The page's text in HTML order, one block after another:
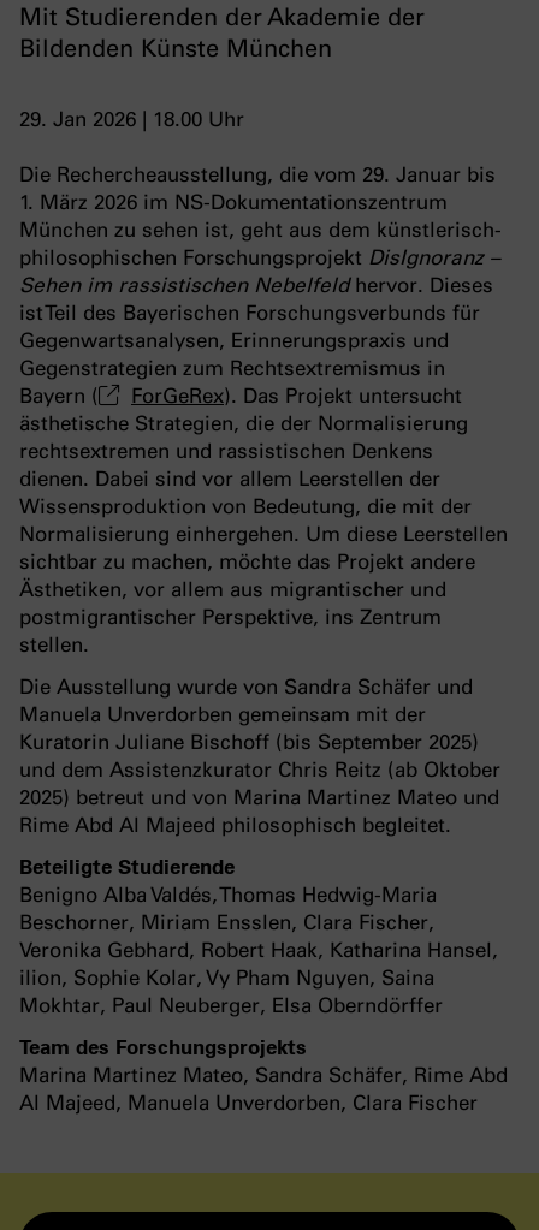
Mit Studierenden der Akademie der
Bildenden Künste München
29. Jan 2026 | 18.00 Uhr
Die Rechercheausstellung, die vom 29. Januar bis
1. März 2026 im NS-Dokumentationszentrum
München zu sehen ist, geht aus dem künstlerisch-
philosophischen Forschungsprojekt DisIgnoranz –
Sehen im rassistischen Nebelfeld hervor. Dieses
ist Teil des Bayerischen Forschungsverbunds für
Gegenwartsanalysen, Erinnerungspraxis und
Gegenstrategien zum Rechtsextremismus in
Bayern (
ForGeRex). Das Projekt untersucht
ästhetische Strategien, die der Normalisierung
rechtsextremen und rassistischen Denkens
dienen. Dabei sind vor allem Leerstellen der
Wissensproduktion von Bedeutung, die mit der
Normalisierung einhergehen. Um diese Leerstellen
sichtbar zu machen, möchte das Projekt andere
Ästhetiken, vor allem aus migrantischer und
postmigrantischer Perspektive, ins Zentrum
stellen.
Die Ausstellung wurde von Sandra Schäfer und
Manuela Unverdorben gemeinsam mit der
Kuratorin Juliane Bischoff (bis September 2025)
und dem Assistenzkurator Chris Reitz (ab Oktober
2025) betreut und von Marina Martinez Mateo und
Rime Abd Al Majeed philosophisch begleitet.
Beteiligte Studierende
Benigno Alba Valdés, Thomas Hedwig-Maria
Beschorner, Miriam Ensslen, Clara Fischer,
Veronika Gebhard, Robert Haak, Katharina Hansel,
ilion, Sophie Kolar, Vy Pham Nguyen, Saina
Mokhtar, Paul Neuberger, Elsa Oberndörffer
Team des Forschungsprojekts
Marina Martinez Mateo, Sandra Schäfer, Rime Abd
Al Majeed, Manuela Unverdorben, Clara Fischer